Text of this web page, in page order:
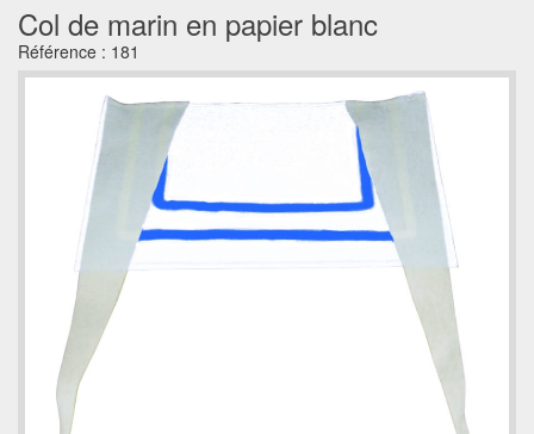
Col de marin en papier blanc
Référence : 181